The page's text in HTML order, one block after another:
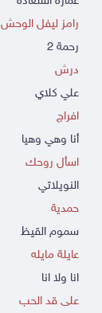
رامز ليفل الوحش
رحمة 2
درش
علي كلاي
افراج
أنا وهي وهيا
اسأل روحك
النويلاتي
حمدية
سموم القيظ
عايلة مايله
انا ولا انا
على قد الحب